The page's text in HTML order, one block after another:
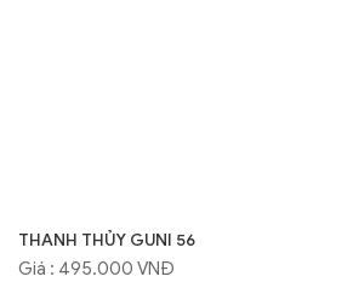
THANH THỦY GUNI 56
Giá : 495.000 VNĐ